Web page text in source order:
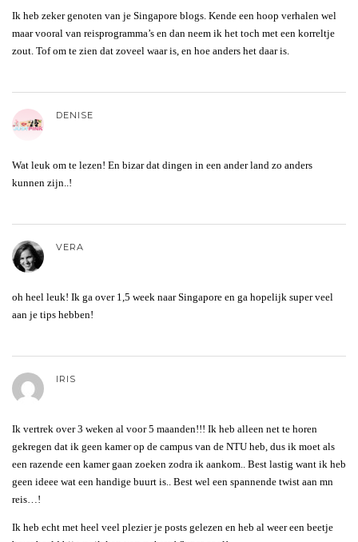
Ik heb zeker genoten van je Singapore blogs. Kende een hoop verhalen wel
maar vooral van reisprogramma’s en dan neem ik het toch met een korreltje
zout. Tof om te zien dat zoveel waar is, en hoe anders het daar is.
DENISE
Wat leuk om te lezen! En bizar dat dingen in een ander land zo anders
kunnen zijn..!
VERA
oh heel leuk! Ik ga over 1,5 week naar Singapore en ga hopelijk super veel
aan je tips hebben!
IRIS
Ik vertrek over 3 weken al voor 5 maanden!!! Ik heb alleen net te horen
gekregen dat ik geen kamer op de campus van de NTU heb, dus ik moet als
een razende een kamer gaan zoeken zodra ik aankom.. Best lastig want ik heb
geen ideee wat een handige buurt is.. Best wel een spannende twist aan mn
reis…!
Ik heb echt met heel veel plezier je posts gelezen en heb al weer een beetje